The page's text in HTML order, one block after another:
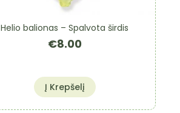
Helio balionas – Spalvota širdis
€8.00
Į Krepšelį